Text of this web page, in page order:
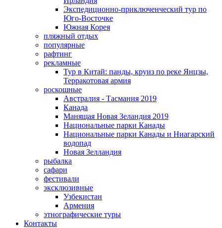
Экспедиционно-приключенческий тур по
Юго-Восточке
Южная Корея
пляжный отдых
популярные
рафтинг
рекламные
Тур в Китай: панды, круиз по реке Янцзы,
Терракотовая армия
роскошные
Австралия - Тасмания 2019
Канада
Манящая Новая Зеландия 2019
Национальные парки Канады
Национальные парки Канады и Ниагарский
водопад
Новая Зелландия
рыбалка
сафари
фестивали
эксклюзивные
Узбекистан
Армения
этнографические туры
Контакты